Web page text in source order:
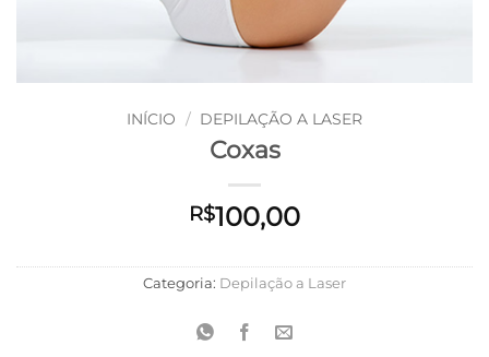
INÍCIO / DEPILAÇÃO A LASER
Coxas
R$100,00
Categoria: Depilação a Laser